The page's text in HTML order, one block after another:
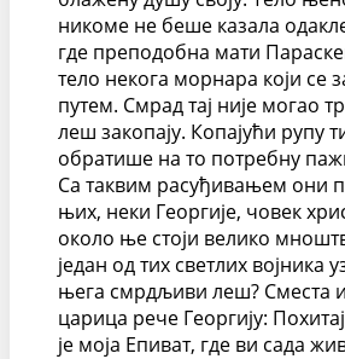
никоме не беше казала
где преподобна мати
тело некога морнара који се
путем. Смрад тај није могао
леш закопају. Копајући
обратише на то потребну
Са таквим расуђивањем они
њих, неки Георгије, човек
около ње стоји велико
један од тих светлих
њега смрдљиви леш? Сместа
царица рече Георгију:
је моја Епиват, где ви сада